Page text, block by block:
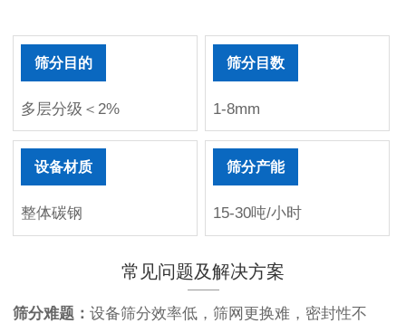
筛分目的
多层分级＜2%
筛分目数
1-8mm
设备材质
整体碳钢
筛分产能
15-30吨/小时
常见问题及解决方案
筛分难题： 设备筛分效率低，筛网更换难，密封性不